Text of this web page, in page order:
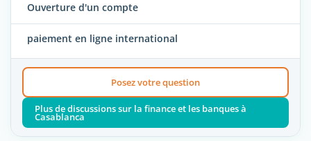
Ouverture d'un compte
paiement en ligne international
Posez votre question
Plus de discussions sur la finance et les banques à
Casablanca